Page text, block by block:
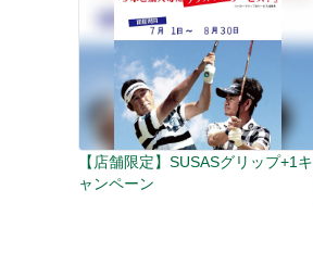
【店舗限定】SUSASグリップ+1キ
ャンペーン